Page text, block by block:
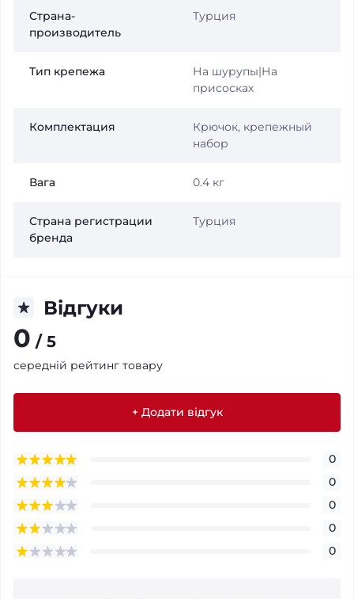
Страна-
производитель
Турция
Тип крепежа
На шурупы|На
присосках
Комплектация
Крючок, крепежный
набор
Вага 0.4 кг
Страна регистрации
бренда
Турция
Відгуки
0 / 5
середній рейтинг товару
+ Додати відгук
0
0
0
0
0